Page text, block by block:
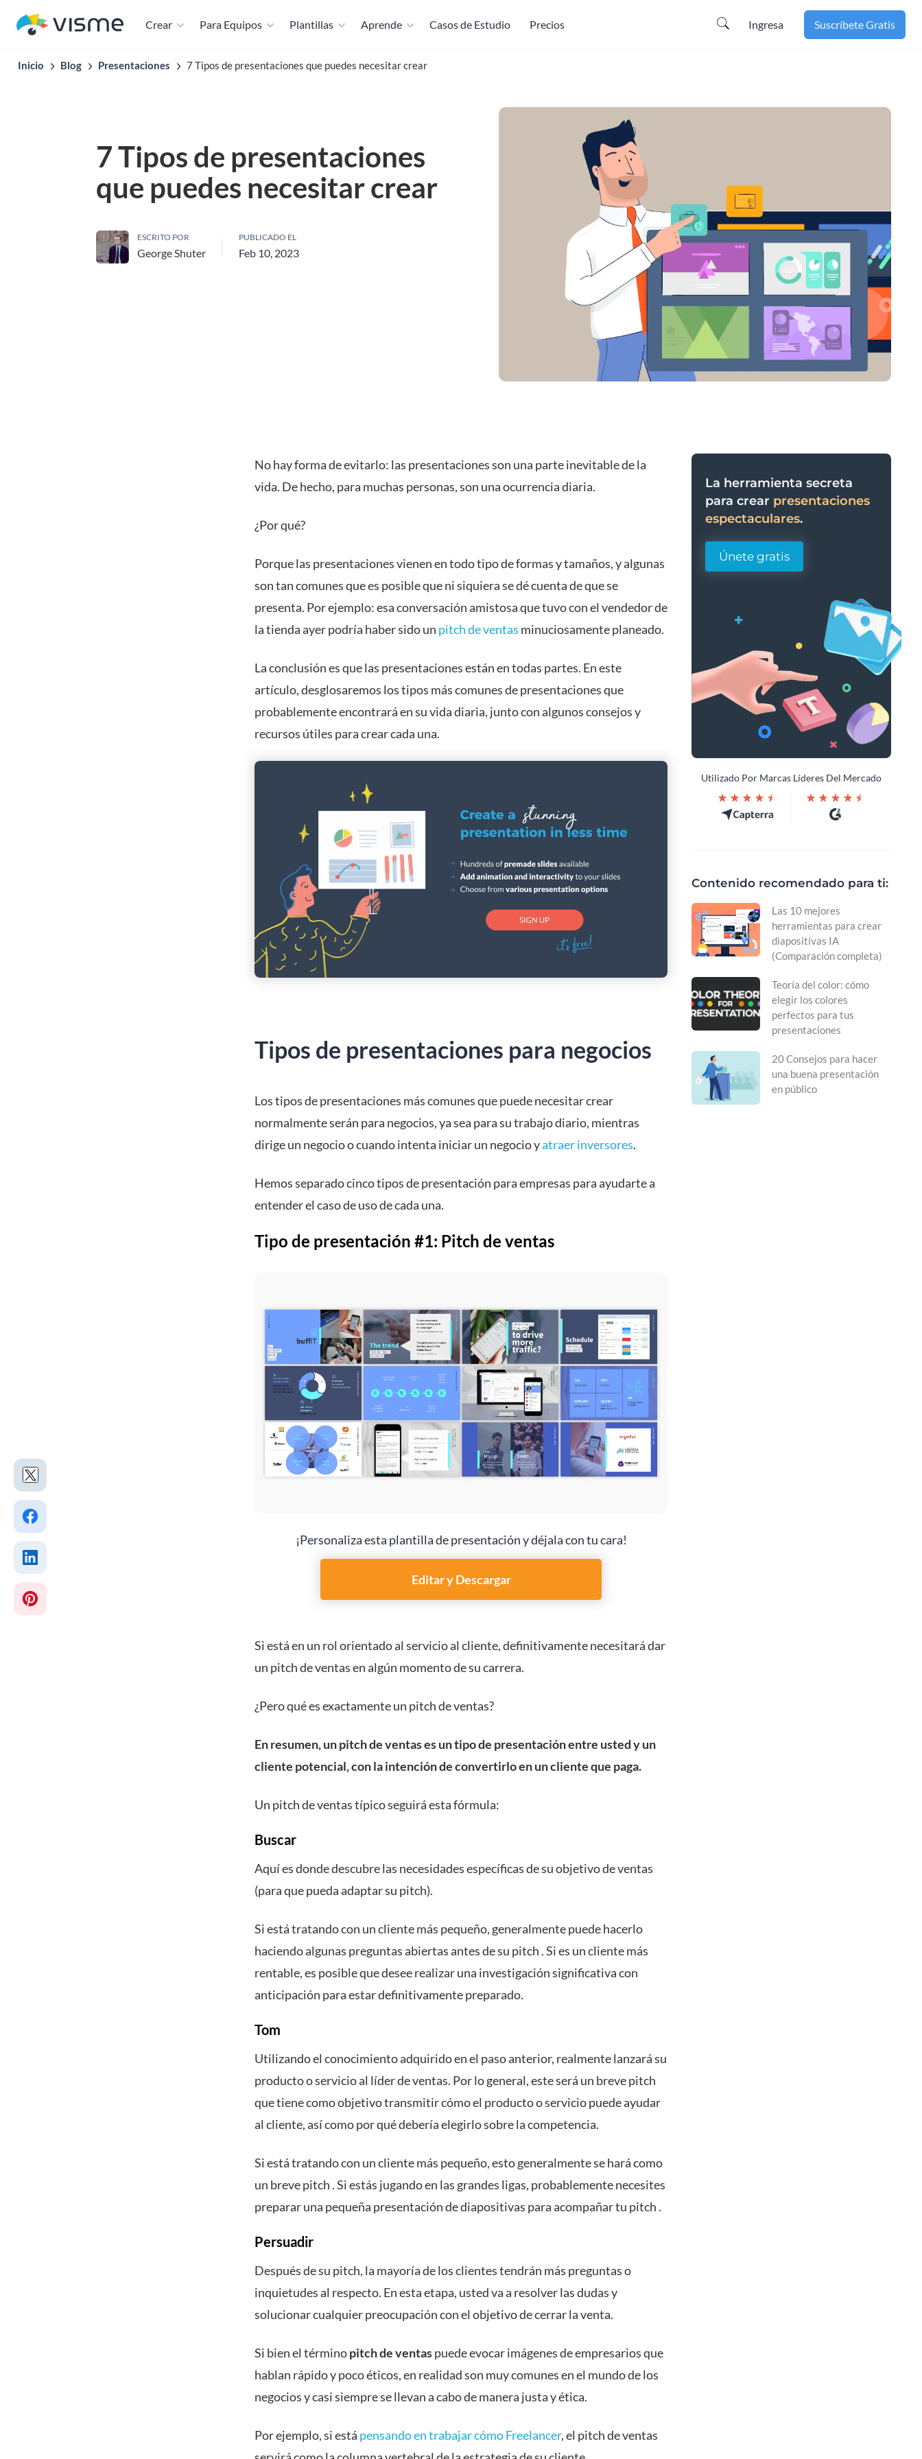
Crear Para Equipos Plantillas Aprende Casos de Estudio Precios Ingresa Suscríbete Gratis
Inicio Blog Presentaciones 7 Tipos de presentaciones que puedes necesitar crear
7 Tipos de presentaciones
que puedes necesitar crear
ESCRITO POR
George Shuter
PUBLICADO EL
Feb 10, 2023
No hay forma de evitarlo: las presentaciones son una parte inevitable de la
vida. De hecho, para muchas personas, son una ocurrencia diaria.
¿Por qué?
Porque las presentaciones vienen en todo tipo de formas y tamaños, y algunas
son tan comunes que es posible que ni siquiera se dé cuenta de que se
presenta. Por ejemplo: esa conversación amistosa que tuvo con el vendedor de
la tienda ayer podría haber sido un pitch de ventas minuciosamente planeado.
La conclusión es que las presentaciones están en todas partes. En este
artículo, desglosaremos los tipos más comunes de presentaciones que
probablemente encontrará en su vida diaria, junto con algunos consejos y
recursos útiles para crear cada una.
Tipos de presentaciones para negocios
Los tipos de presentaciones más comunes que puede necesitar crear
normalmente serán para negocios, ya sea para su trabajo diario, mientras
dirige un negocio o cuando intenta iniciar un negocio yatraer inversores.
Hemos separado cinco tipos de presentación para empresas para ayudarte a
entender el caso de uso de cada una.
Tipo de presentación #1: Pitch de ventas
¡Personaliza esta plantilla de presentación y déjala con tu cara!
Editar y Descargar
Si está en un rol orientado al servicio al cliente, definitivamente necesitará dar
un pitch de ventas en algún momento de su carrera.
¿Pero qué es exactamente un pitch de ventas?
En resumen, un pitch de ventas es un tipo de presentación entre usted y un
cliente potencial, con la intención de convertirlo en un cliente que paga.
Un pitch de ventas típico seguirá esta fórmula:
Buscar
Aquí es donde descubre las necesidades específicas de su objetivo de ventas
(para que pueda adaptar su pitch).
Si está tratando con un cliente más pequeño, generalmente puede hacerlo
haciendo algunas preguntas abiertas antes de su pitch . Si es un cliente más
rentable, es posible que desee realizar una investigación significativa con
anticipación para estar definitivamente preparado.
Tom
Utilizando el conocimiento adquirido en el paso anterior, realmente lanzará su
producto o servicio al líder de ventas. Por lo general, este será un breve pitch
que tiene como objetivo transmitir cómo el producto o servicio puede ayudar
al cliente, así como por qué debería elegirlo sobre la competencia.
Si está tratando con un cliente más pequeño, esto generalmente se hará como
un breve pitch . Si estás jugando en las grandes ligas, probablemente necesites
preparar una pequeña presentación de diapositivas para acompañar tu pitch .
Persuadir
Después de su pitch, la mayoría de los clientes tendrán más preguntas o
inquietudes al respecto. En esta etapa, usted va a resolver las dudas y
solucionar cualquier preocupación con el objetivo de cerrar la venta.
Si bien el términopitch de ventaspuede evocar imágenes de empresarios que
hablan rápido y poco éticos, en realidad son muy comunes en el mundo de los
negocios y casi siempre se llevan a cabo de manera justa y ética.
Por ejemplo, si está pensando en trabajar cómo Freelancer, el pitch de ventas
La herramienta secreta
para crear presentaciones
espectaculares.
Únete gratis
Utilizado Por Marcas Líderes Del Mercado
Contenido recomendado para ti:
Las 10 mejores
herramientas para crear
diapositivas IA
(Comparación completa)
Teoría del color: cómo
elegir los colores
perfectos para tus
presentaciones
20 Consejos para hacer
una buena presentación
en público